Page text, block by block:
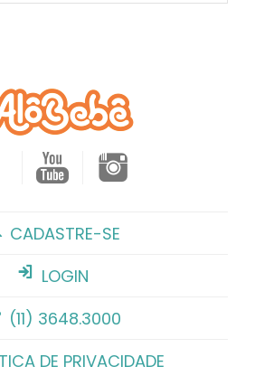
CADASTRE-SE
LOGIN
(11) 3648.3000
DE PRIVACIDADE